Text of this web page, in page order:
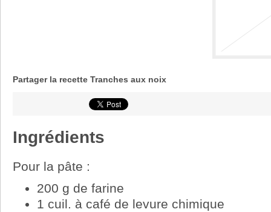
Partager la recette Tranches aux noix
Ingrédients
Pour la pâte :
200 g de farine
1 cuil. à café de levure chimique